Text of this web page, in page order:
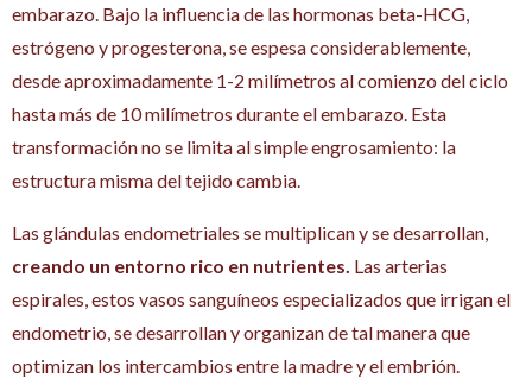
embarazo. Bajo la influencia de las hormonas beta-HCG,
estrógeno y progesterona, se espesa considerablemente,
desde aproximadamente 1-2 milímetros al comienzo del ciclo
hasta más de 10 milímetros durante el embarazo. Esta
transformación no se limita al simple engrosamiento: la
estructura misma del tejido cambia.
Las glándulas endometriales se multiplican y se desarrollan,
creando un entorno rico en nutrientes. Las arterias
espirales, estos vasos sanguíneos especializados que irrigan el
endometrio, se desarrollan y organizan de tal manera que
optimizan los intercambios entre la madre y el embrión.